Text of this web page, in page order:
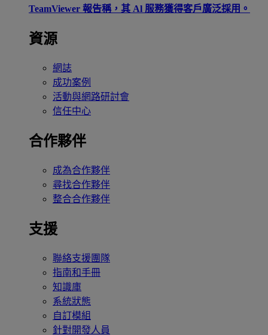
TeamViewer 報告稱，其 Al 服務獲得客戶廣泛採用。
資源
網誌
成功案例
活動與網路研討會
信任中心
合作夥伴
成為合作夥伴
尋找合作夥伴
整合合作夥伴
支援
聯絡支援團隊
指南和手冊
知識庫
系統狀態
自訂模組
針對開發人員